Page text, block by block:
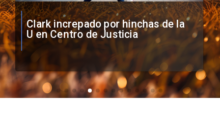
Vozinha firma contrato con Colo
Colo como nuevo arquero